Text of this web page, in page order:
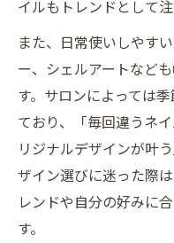
イルもトレンドとして注
また、日常使いしやす
ー、シェルアートなど
す。サロンによっては
ており、「毎回違うネ
リジナルデザインが叶
ザイン選びに迷った際
レンドや自分の好みに
す。